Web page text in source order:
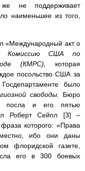
не поддерживает
наименьшее из того,
«Международный акт о
Комиссию США по
(КМРС),
которая
посольство США за
было
свободы.
Бюро
посла и его пятью
Роберт Сейпл [3] –
которого: «Права
ибо они даны
флоридской газете,
его в 300 боевых